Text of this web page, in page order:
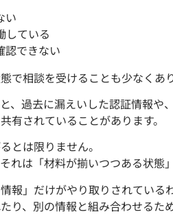
い
している
認できない
で相談を受けることも少なくあ
、過去に漏えいした認証情報や
有されていることがあります。
とは限りません。
れは「材料が揃いつつある状態
報」だけがやり取りされている
り、別の情報と組み合わせるた